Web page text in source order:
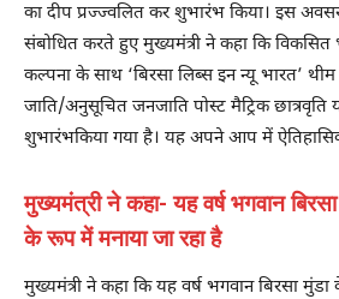
का दीप प्रज्ज्वलित कर शुभारंभ किया। इस
संबोधित करते हुए मुख्यमंत्री ने कहा कि विकसित
कल्पना के साथ ‘बिरसा लिब्स इन न्यू भारत’
जाति/अनुसूचित जनजाति पोस्ट मैट्रिक
शुभारंभकिया गया है। यह अपने आप में
मुख्यमंत्री ने कहा- यह वर्ष भगवान
के रूप में मनाया जा रहा है
मुख्यमंत्री ने कहा कि यह वर्ष भगवान बिरसा